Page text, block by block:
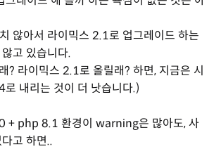
않아서 라이믹스 2.1로 업그레이드 하는
고 있습니다.
? 라이믹스 2.1로 올릴래? 하면, 지금은 시
내리는 것이 더 낫습니다.)
+ php 8.1 환경이 warning은 많아도, 사
고 하면..